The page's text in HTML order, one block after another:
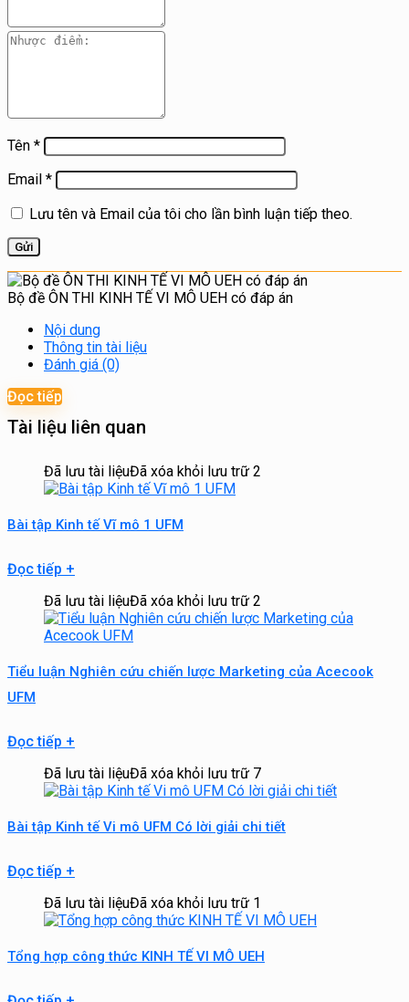
Tên *
Email *
Lưu tên và Email của tôi cho lần bình luận tiếp theo.
Bộ đề ÔN THI KINH TẾ VI MÔ UEH có đáp án
Nội dung
Thông tin tài liệu
Đánh giá (0)
Đọc tiếp
Tài liệu liên quan
Đã lưu tài liệuĐã xóa khỏi lưu trữ 2
Bài tập Kinh tế Vĩ mô 1 UFM
Đọc tiếp +
Đã lưu tài liệuĐã xóa khỏi lưu trữ 2
Tiểu luận Nghiên cứu chiến lược Marketing của Acecook
UFM
Đọc tiếp +
Đã lưu tài liệuĐã xóa khỏi lưu trữ 7
Bài tập Kinh tế Vi mô UFM Có lời giải chi tiết
Đọc tiếp +
Đã lưu tài liệuĐã xóa khỏi lưu trữ 1
Tổng hợp công thức KINH TẾ VI MÔ UEH